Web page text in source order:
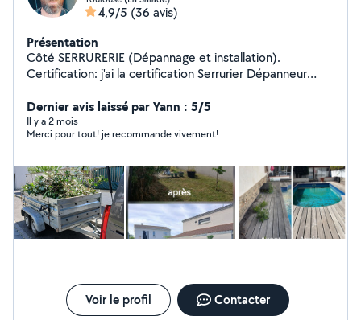
4,9/5 (36 avis)
Présentation
Côté SERRURERIE (Dépannage et installation).
Certification: j'ai la certification Serrurier Dépanneur
claquée 24/24. Remplacement de cylindres toutes
marques. Installation de verrous et serrures. Côté
JARDIN (entretien et remise au propre). CESU possible
débroussaillage. Tailles de haies arbustes et rosiers.
Évacuation des déchets verts. Dechetterie
Dernier avis laissé par Yann : 5/5
Il y a 2 mois
Merci pour tout! je recommande vivement!
Voir le profil Contacter